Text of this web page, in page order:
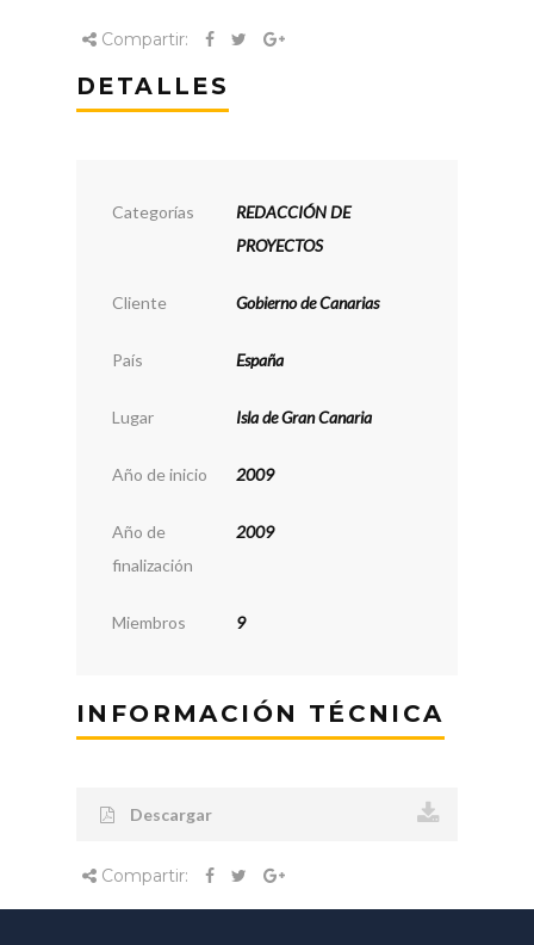
Compartir:
DETALLES
Categorías
REDACCIÓN DE
PROYECTOS
Cliente Gobierno de Canarias
País España
Lugar Isla de Gran Canaria
Año de inicio 2009
Año de
finalización
2009
Miembros 9
INFORMACIÓN TÉCNICA
Descargar
Compartir: